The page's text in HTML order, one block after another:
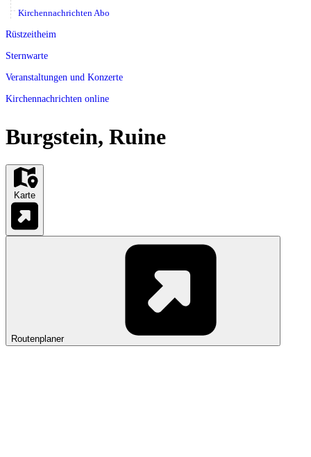
Kirchennachrichten Abo
Rüstzeitheim
Sternwarte
Veranstaltungen und Konzerte
Kirchennachrichten online
Burgstein, Ruine
Karte
Routenplaner